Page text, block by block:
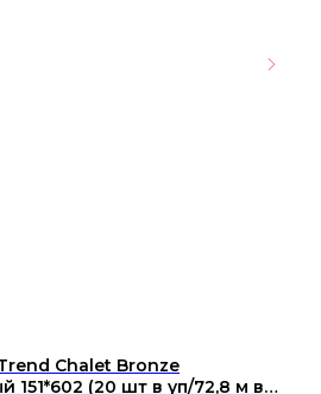
Chalet Bronze
151*602 (20 шт в уп/72,8 м в